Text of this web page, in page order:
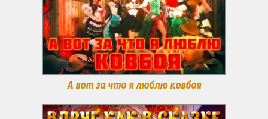
А вот за что я люблю ковбоя